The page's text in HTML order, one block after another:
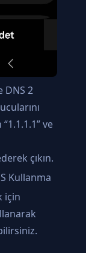
DNS 2
ve
çıkın.
Kullanma
için